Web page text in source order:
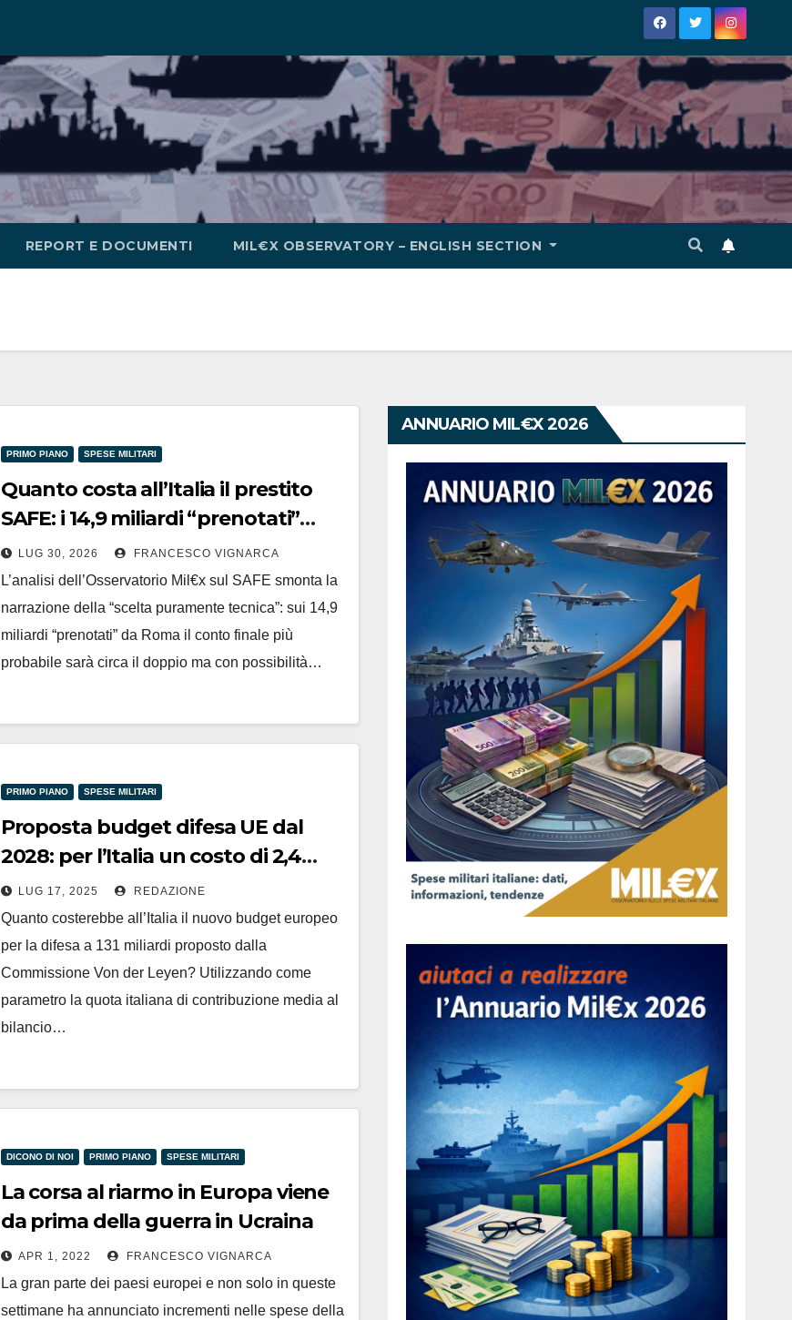
REPORT E DOCUMENTI MIL€X OBSERVATORY – ENGLISH SECTION
PRIMO PIANO SPESE MILITARI
Quanto costa all’Italia il prestito
SAFE: i 14,9 miliardi “prenotati”
possono pesare il doppio
LUG 30, 2026 FRANCESCO VIGNARCA
L’analisi dell’Osservatorio Mil€x sul SAFE smonta la
narrazione della “scelta puramente tecnica”: sui 14,9
miliardi “prenotati” da Roma il conto finale più
probabile sarà circa il doppio ma con possibilità…
PRIMO PIANO SPESE MILITARI
Proposta budget difesa UE dal
2028: per l’Italia un costo di 2,4
miliardi l’anno
LUG 17, 2025 REDAZIONE
Quanto costerebbe all’Italia il nuovo budget europeo
per la difesa a 131 miliardi proposto dalla
Commissione Von der Leyen? Utilizzando come
parametro la quota italiana di contribuzione media al
bilancio…
DICONO DI NOI PRIMO PIANO SPESE MILITARI
La corsa al riarmo in Europa viene
da prima della guerra in Ucraina
APR 1, 2022 FRANCESCO VIGNARCA
La gran parte dei paesi europei e non solo in queste
settimane ha annunciato incrementi nelle spese della
ANNUARIO MIL€X 2026